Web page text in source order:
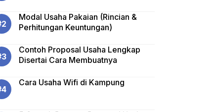
Modal Usaha Pakaian (Rincian &
Perhitungan Keuntungan)
Contoh Proposal Usaha Lengkap
Disertai Cara Membuatnya
Cara Usaha Wifi di Kampung